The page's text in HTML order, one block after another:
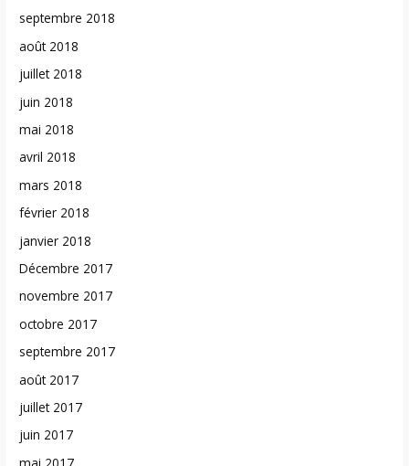
septembre 2018
août 2018
juillet 2018
juin 2018
mai 2018
avril 2018
mars 2018
février 2018
janvier 2018
Décembre 2017
novembre 2017
octobre 2017
septembre 2017
août 2017
juillet 2017
juin 2017